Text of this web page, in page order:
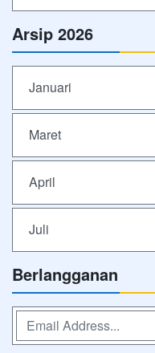
Arsip 2026
Januari
Maret
April
Juli
Berlangganan